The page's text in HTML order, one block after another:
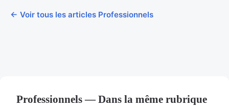
← Voir tous les articles Professionnels
Professionnels — Dans la même rubrique